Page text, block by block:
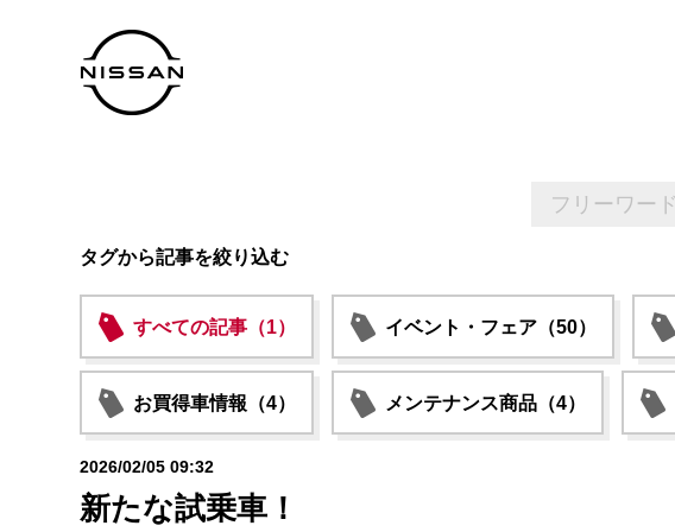
タグから記事を絞り込む
すべての記事（1） イベント・フェア（50）
お買得車情報（4） メンテナンス商品（4）
2026/02/05 09:32
新たな試乗車！